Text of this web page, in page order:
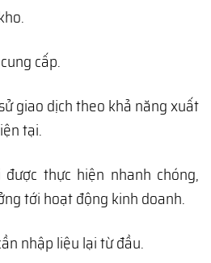
cấp.
giao dịch theo khả năng xuất
tại.
thực hiện nhanh chóng,
tới hoạt động kinh doanh.
nhập liệu lại từ đầu.